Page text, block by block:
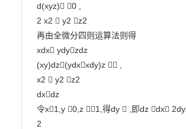
d(xyz) 0 ,
2 x2  y2 z2
再由全微分四则运算法则得
xdx ydyzdz
(xy)dz(ydxxdy)z  ,
x2  y2 z2
dxdz
令x1,y 0,z 1,得dy  ,即dz dx 2dy.
2